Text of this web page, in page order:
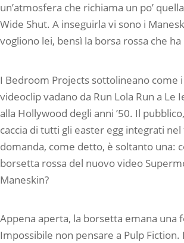
un’atmosfera che richiama un po’
Wide Shut. A inseguirla vi sono i
vogliono lei, bensì la borsa rossa che
I Bedroom Projects sottolineano come
videoclip vadano da Run Lola Run a Le
alla Hollywood degli anni ’50. Il
caccia di tutti gli easter egg integrati
domanda, come detto, è soltanto una:
borsetta rossa del nuovo video
Maneskin?
Appena aperta, la borsetta emana una
Impossibile non pensare a Pulp